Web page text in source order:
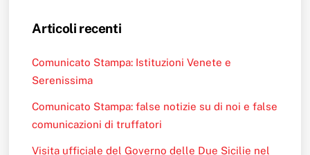
Articoli recenti
Comunicato Stampa: Istituzioni Venete e
Serenissima
Comunicato Stampa: false notizie su di noi e false
comunicazioni di truffatori
Visita ufficiale del Governo delle Due Sicilie nel